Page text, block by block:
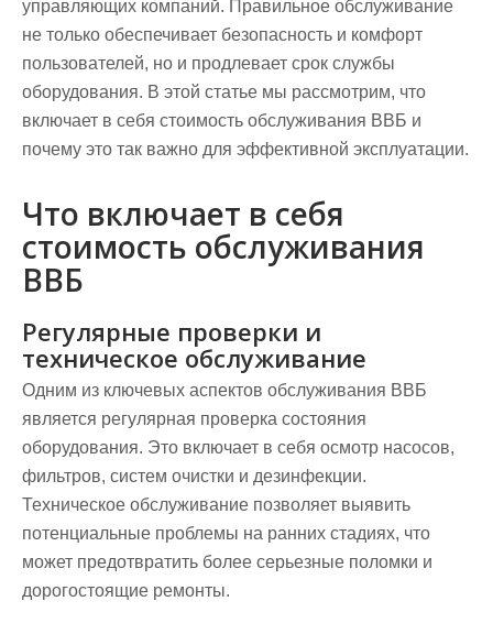
управляющих компаний. Правильное обслуживание
не только обеспечивает безопасность и комфорт
пользователей, но и продлевает срок службы
оборудования. В этой статье мы рассмотрим, что
включает в себя стоимость обслуживания ВВБ и
почему это так важно для эффективной эксплуатации.
Что включает в себя
стоимость обслуживания
ВВБ
Регулярные проверки и
техническое обслуживание
Одним из ключевых аспектов обслуживания ВВБ
является регулярная проверка состояния
оборудования. Это включает в себя осмотр насосов,
фильтров, систем очистки и дезинфекции.
Техническое обслуживание позволяет выявить
потенциальные проблемы на ранних стадиях, что
может предотвратить более серьезные поломки и
дорогостоящие ремонты.